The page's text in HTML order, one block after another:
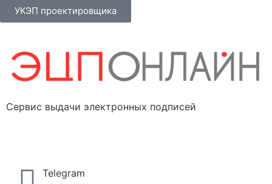
УКЭП проектировщика
Сервис выдачи электронных подписей
Telegram